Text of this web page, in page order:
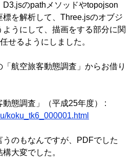
のpathメソッドやtopojson
を解析して、Three.jsのオブジ
ようにして、描画をする部分に関
せるようにしました。
航空旅客動態調査」からお借り
態調査」（平成25年度） :
koku_tk6_000001.html
のもなんですが、PDFでした
大変でした。